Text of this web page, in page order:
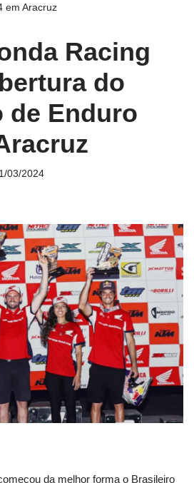
em Aracruz
Racing
do
de Enduro
03/2024
da melhor forma o Brasileiro